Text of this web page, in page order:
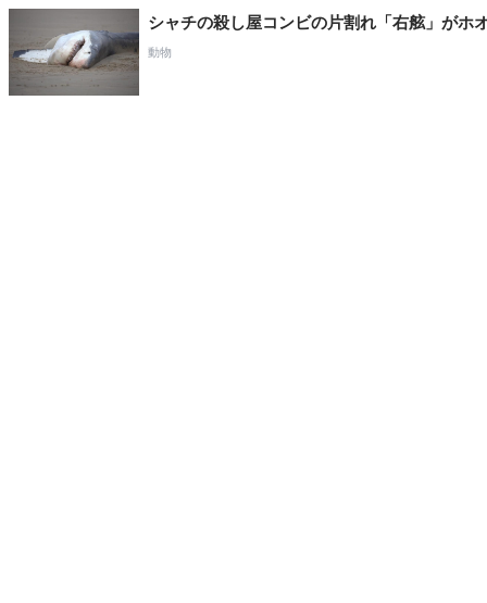
シャチの殺し屋コンビの片割れ「右舷」がホ
動物